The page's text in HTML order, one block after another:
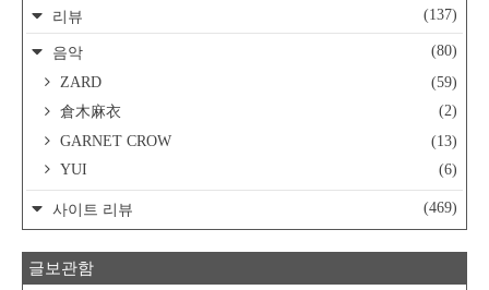
리뷰 (137)
음악
(80)
ZARD
(59)
倉木麻衣
(2)
GARNET CROW
(13)
YUI
(6)
사이트 리뷰 (469)
글보관함